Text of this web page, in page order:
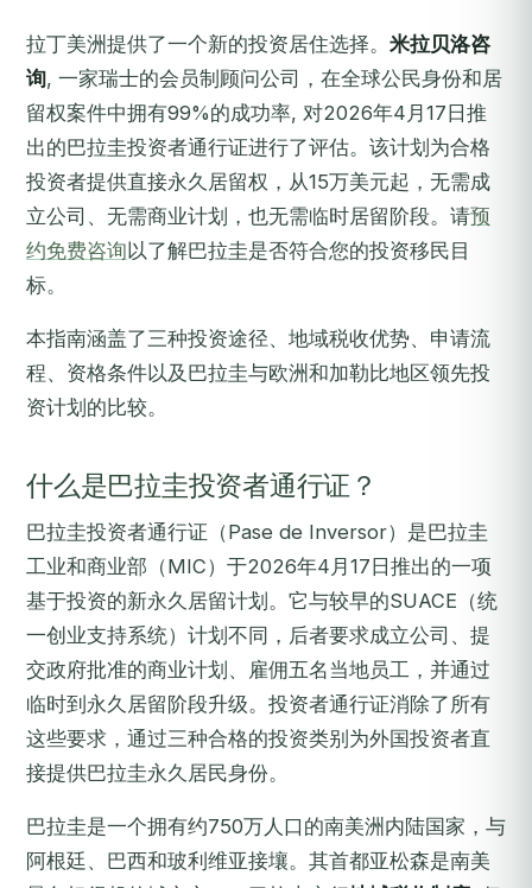
拉丁美洲提供了一个新的投资居住选择。 米拉贝洛咨
询, 一家瑞士的会员制顾问公司，在全球公民身份和居
留权案件中拥有99%的成功率, 对2026年4月17日推
出的巴拉圭投资者通行证进行了评估。该计划为合格
投资者提供直接永久居留权，从15万美元起，无需成
立公司、无需商业计划，也无需临时居留阶段。请预
约免费咨询以了解巴拉圭是否符合您的投资移民目
标。
本指南涵盖了三种投资途径、地域税收优势、申请流
程、资格条件以及巴拉圭与欧洲和加勒比地区领先投
资计划的比较。
什么是巴拉圭投资者通行证？
巴拉圭投资者通行证（Pase de Inversor）是巴拉圭
工业和商业部（MIC）于2026年4月17日推出的一项
基于投资的新永久居留计划。它与较早的SUACE（统
一创业支持系统）计划不同，后者要求成立公司、提
交政府批准的商业计划、雇佣五名当地员工，并通过
临时到永久居留阶段升级。投资者通行证消除了所有
这些要求，通过三种合格的投资类别为外国投资者直
接提供巴拉圭永久居民身份。
巴拉圭是一个拥有约750万人口的南美洲内陆国家，与
阿根廷、巴西和玻利维亚接壤。其首都亚松森是南美